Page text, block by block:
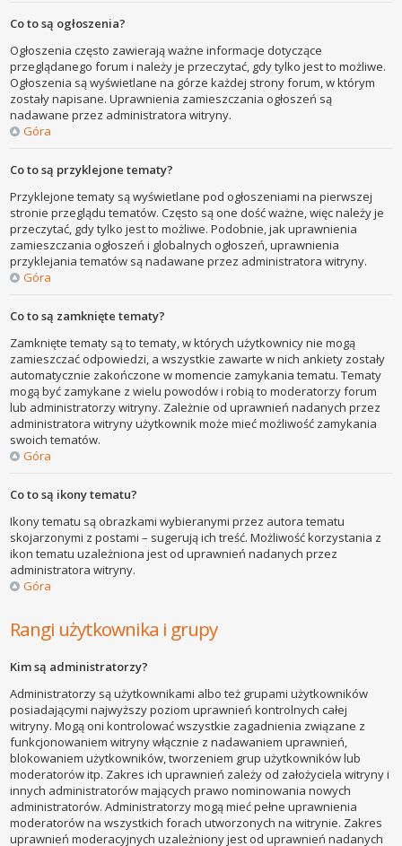
Co to są ogłoszenia?
Ogłoszenia często zawierają ważne informacje dotyczące
przeglądanego forum i należy je przeczytać, gdy tylko jest to możliwe.
Ogłoszenia są wyświetlane na górze każdej strony forum, w którym
zostały napisane. Uprawnienia zamieszczania ogłoszeń są
nadawane przez administratora witryny.
Góra
Co to są przyklejone tematy?
Przyklejone tematy są wyświetlane pod ogłoszeniami na pierwszej
stronie przeglądu tematów. Często są one dość ważne, więc należy je
przeczytać, gdy tylko jest to możliwe. Podobnie, jak uprawnienia
zamieszczania ogłoszeń i globalnych ogłoszeń, uprawnienia
przyklejania tematów są nadawane przez administratora witryny.
Góra
Co to są zamknięte tematy?
Zamknięte tematy są to tematy, w których użytkownicy nie mogą
zamieszczać odpowiedzi, a wszystkie zawarte w nich ankiety zostały
automatycznie zakończone w momencie zamykania tematu. Tematy
mogą być zamykane z wielu powodów i robią to moderatorzy forum
lub administratorzy witryny. Zależnie od uprawnień nadanych przez
administratora witryny użytkownik może mieć możliwość zamykania
swoich tematów.
Góra
Co to są ikony tematu?
Ikony tematu są obrazkami wybieranymi przez autora tematu
skojarzonymi z postami – sugerują ich treść. Możliwość korzystania z
ikon tematu uzależniona jest od uprawnień nadanych przez
administratora witryny.
Góra
Rangi użytkownika i grupy
Kim są administratorzy?
Administratorzy są użytkownikami albo też grupami użytkowników
posiadającymi najwyższy poziom uprawnień kontrolnych całej
witryny. Mogą oni kontrolować wszystkie zagadnienia związane z
funkcjonowaniem witryny włącznie z nadawaniem uprawnień,
blokowaniem użytkowników, tworzeniem grup użytkowników lub
moderatorów itp. Zakres ich uprawnień zależy od założyciela witryny i
innych administratorów mających prawo nominowania nowych
administratorów. Administratorzy mogą mieć pełne uprawnienia
moderatorów na wszystkich forach utworzonych na witrynie. Zakres
uprawnień moderacyjnych uzależniony jest od uprawnień nadanych